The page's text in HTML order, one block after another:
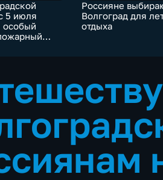
5 июля
особый
Россияне
Волгоград для
отдыха